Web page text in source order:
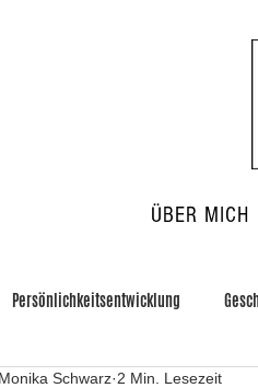
ÜBER MICH
Persönlichkeitsentwicklung
Monika Schwarz 2 Min. Lesezeit